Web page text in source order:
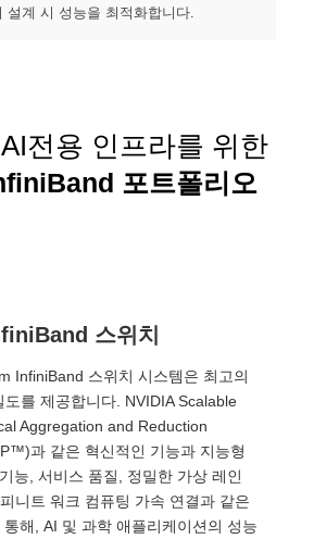
설계 시 성능을 최적화합니다.
전용 인프라를 위한
포트폴리오
스위치
InfiniBand 스위치 시스템은 최고의
도를 제공합니다. NVIDIA Scalable
Aggregation and Reduction
과 같은 혁신적인 기능과 지능형
능, 서비스 품질, 정밀한 가상 레인
니트 워크 컴퓨팅 가속 연결과 같은
통해, AI 및 과학 애플리케이션의 성능